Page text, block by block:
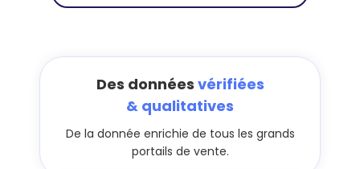
Des données vérifiées
& qualitatives
De la donnée enrichie de tous les grands
portails de vente.